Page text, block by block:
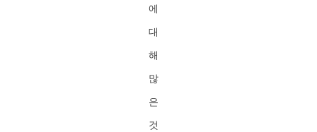
에
대
해
많
은
것